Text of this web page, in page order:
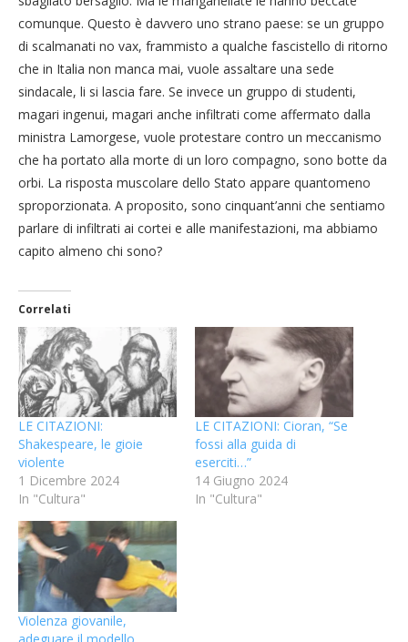
comunque. Questo è davvero uno strano paese: se un gruppo
di scalmanati no vax, frammisto a qualche fascistello di ritorno
che in Italia non manca mai, vuole assaltare una sede
sindacale, li si lascia fare. Se invece un gruppo di studenti,
magari ingenui, magari anche infiltrati come affermato dalla
ministra Lamorgese, vuole protestare contro un meccanismo
che ha portato alla morte di un loro compagno, sono botte da
orbi. La risposta muscolare dello Stato appare quantomeno
sproporzionata. A proposito, sono cinquant’anni che sentiamo
parlare di infiltrati ai cortei e alle manifestazioni, ma abbiamo
capito almeno chi sono?
Correlati
LE CITAZIONI:
Shakespeare, le gioie
violente
1 Dicembre 2024
In "Cultura"
LE CITAZIONI: Cioran, “Se
fossi alla guida di
eserciti…”
14 Giugno 2024
In "Cultura"
Violenza giovanile,
adeguare il modello